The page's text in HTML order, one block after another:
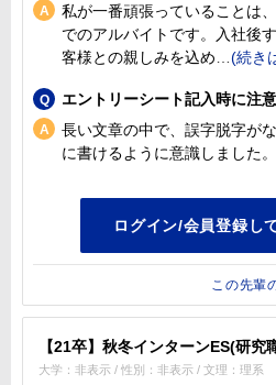
私が一番頑張っていることは
でのアルバイトです。入社後
客様との親しみを込め
エントリーシート記入時に注
長い文章の中で、誤字脱字が
に書けるように意識しました。
この先輩
【21卒】秋冬インターンES(研究
大学：非表示 / 性別：非表示 / 文理：理系